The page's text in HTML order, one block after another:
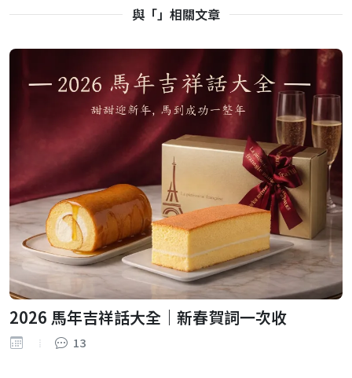
與「」相關文章
2026 馬年吉祥話大全｜新春賀詞一次收
13